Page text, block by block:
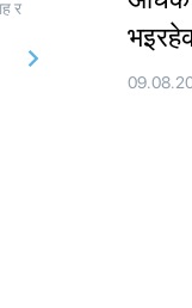
र